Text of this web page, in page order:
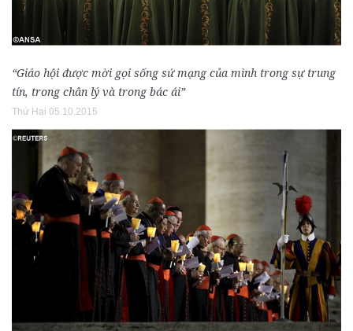
“Giáo hội được mời gọi sống sứ mạng của mình trong sự trung
tín, trong chân lý và trong bác ái”
Thứ Hai 05.10.2015